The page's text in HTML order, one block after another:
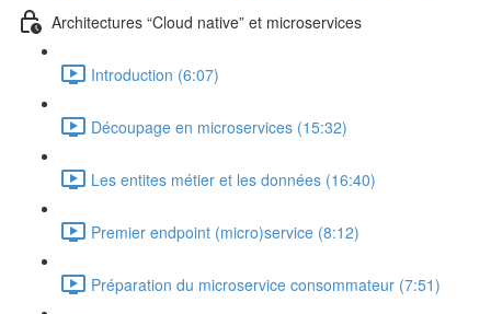
Architectures “Cloud native” et microservices
Introduction (6:07)
Découpage en microservices (15:32)
Les entites métier et les données (16:40)
Premier endpoint (micro)service (8:12)
Préparation du microservice consommateur (7:51)